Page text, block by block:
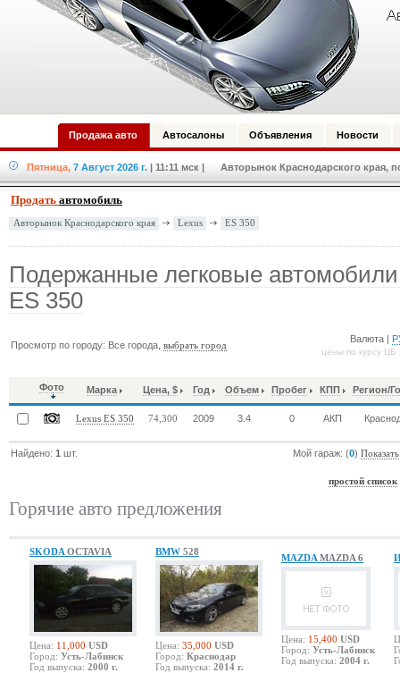
Продажа авто Автосалоны Объявления Новости
Пятница, 7 Август 2026 г. | 11:11 мск | Авторынок Краснодарского края,
Продать автомобиль
Авторынок Краснодарского края Lexus ES 350
Подержанные легковые
ES 350
Просмотр по городу: Все города,выбрать город
Валюта |
цены по курсу
Фото Марка Цена, $ Год Объем Пробег КПП Регион/
Lexus ES 350 74,300 2009 3.4 0 АКП
Найдено:1 шт. Мой гараж: (0)
простой список
Горячие авто предложения
SKODA OCTAVIA
Цена: 11,000 USD
Город: Усть-Лабинск
Год выпуска: 2000 г.
BMW 528
Цена: 35,000 USD
Город: Краснодар
Год выпуска: 2014 г.
MAZDA MAZDA 6
Цена: 15,400 USD
Город: Усть-Лабинск
Год выпуска: 2004 г.